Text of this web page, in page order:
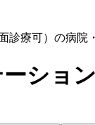
診療可）の病院
ショ